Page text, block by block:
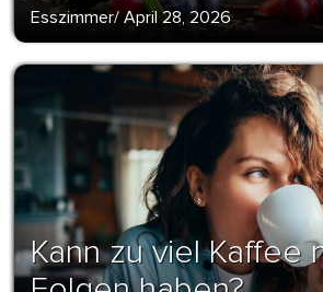
Esszimmer/April 28, 2026
Kann zu viel Kaffee